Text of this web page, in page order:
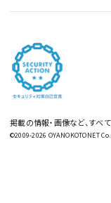
掲載の情報・画像など、すべ
©2009-2026 OYANOKOTONET